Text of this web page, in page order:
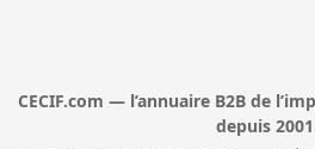
CECIF.com — l’annuaire B2B de
depuis